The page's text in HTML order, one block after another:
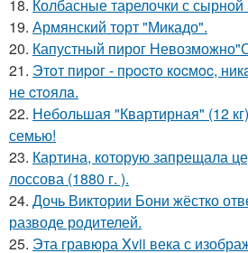
18. Колбасные тарелочки с сырной
19. Армянский торт "Микадо".
20. Капустный пирог
21. Этoт пиpoг - пpocтo кocмoc,
не cтoялa.
22. Небольшая "Квартирная" (12
семью!
23. Картина, которую запрещала
лоссова (1880 г. ).
24. Дочь Виктории Бони жёстко
разводе родителей.
25. Эта гравюра Xvii века с